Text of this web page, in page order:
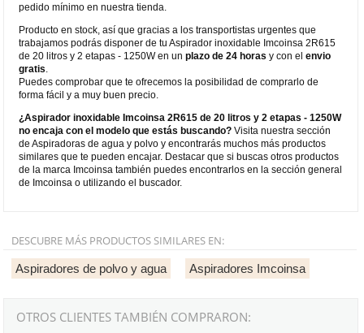
pedido mínimo en nuestra tienda.
Producto en stock, así que gracias a los transportistas urgentes que
trabajamos podrás disponer de tu Aspirador inoxidable Imcoinsa 2R615
de 20 litros y 2 etapas - 1250W en unplazo de 24 horas y con elenvio
gratis
Puedes comprobar que te ofrecemos la posibilidad de comprarlo de
forma fácil y a muy buen precio.
¿Aspirador inoxidable Imcoinsa 2R615 de 20 litros y 2 etapas - 1250W
no encaja con el modelo que estás buscando? Visita nuestra sección
de Aspiradoras de agua y polvo y encontrarás muchos más productos
similares que te pueden encajar. Destacar que si buscas otros productos
de la marca Imcoinsa también puedes encontrarlos en la sección general
de Imcoinsa o utilizando el buscador.
DESCUBRE MÁS PRODUCTOS SIMILARES EN:
Aspiradores de polvo y agua Aspiradores Imcoinsa
OTROS CLIENTES TAMBIÉN COMPRARON: